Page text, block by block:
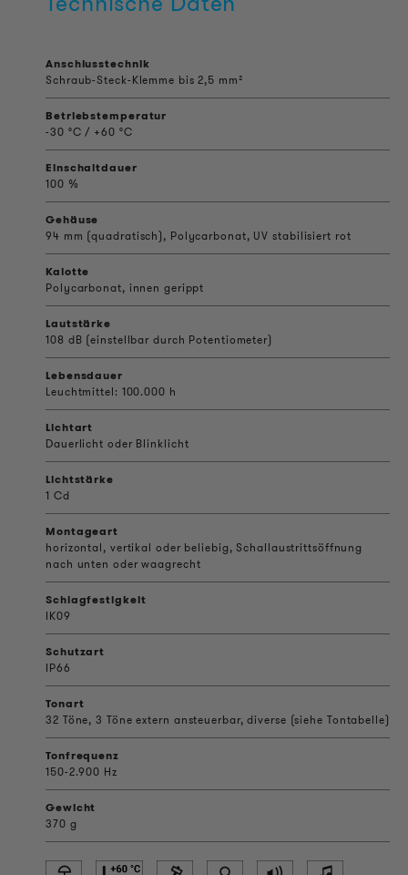
Anschlusstechnik
Schraub-Steck-Klemme bis 2,5 mm²
Betriebstemperatur
-30 °C / +60 °C
Einschaltdauer
100 %
Gehäuse
94 mm (quadratisch), Polycarbonat, UV stabilisiert rot
Kalotte
Polycarbonat, innen gerippt
Lautstärke
108 dB (einstellbar durch Potentiometer)
Lebensdauer
Leuchtmittel: 100.000 h
Lichtart
Dauerlicht oder Blinklicht
Lichtstärke
1 Cd
Montageart
horizontal, vertikal oder beliebig, Schallaustrittsöffnung
nach unten oder waagrecht
Schlagfestigkeit
IK09
Schutzart
IP66
Tonart
32 Töne, 3 Töne extern ansteuerbar, diverse (siehe Tontabelle)
Tonfrequenz
150-2.900 Hz
Gewicht
370 g